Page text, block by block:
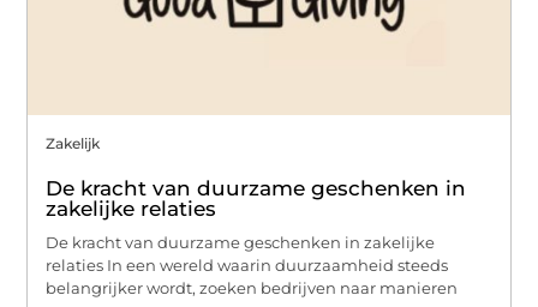
Zakelijk
De kracht van duurzame geschenken in
zakelijke relaties
De kracht van duurzame geschenken in zakelijke
relaties In een wereld waarin duurzaamheid steeds
belangrijker wordt, zoeken bedrijven naar manieren